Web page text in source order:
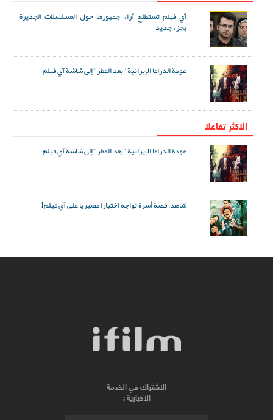
آي فيلم تستطلع آراء جمهورها حول المسلسلات الجديرة
بجزء جديد
عودة الدراما الإيرانية "بعد المطر" إلى شاشة آي فيلم
الاکثر تفاعلا
عودة الدراما الإيرانية "بعد المطر" إلى شاشة آي فيلم
شاهد: قصة أسرة تواجه اختبارا مصيريا على آي فيلم!
الاشتراك في الخدمة
الاخبارية :